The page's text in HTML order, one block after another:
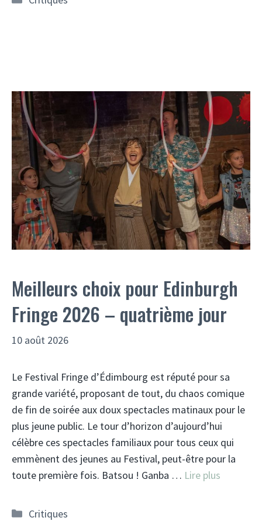
Meilleurs choix pour Edinburgh
Fringe 2026 – quatrième jour
10 août 2026
Le Festival Fringe d’Édimbourg est réputé pour sa
grande variété, proposant de tout, du chaos comique
de fin de soirée aux doux spectacles matinaux pour le
plus jeune public. Le tour d’horizon d’aujourd’hui
célèbre ces spectacles familiaux pour tous ceux qui
emmènent des jeunes au Festival, peut-être pour la
toute première fois. Batsou ! Ganba … Lire plus
Catégories
Critiques